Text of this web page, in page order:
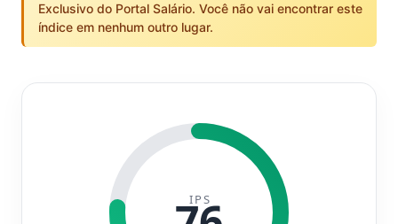
Exclusivo do Portal Salário. Você não vai encontrar este
índice em nenhum outro lugar.
IPS